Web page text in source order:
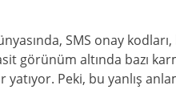
SMS onay
görünüm altında bazı
yatıyor. Peki, bu yanlış